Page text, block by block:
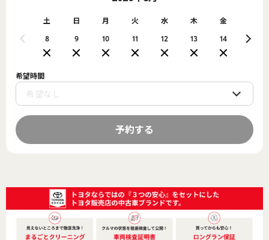
土
8
日
9
月
10
火
11
水
12
木
13
金
14 15
希望時間
予約する